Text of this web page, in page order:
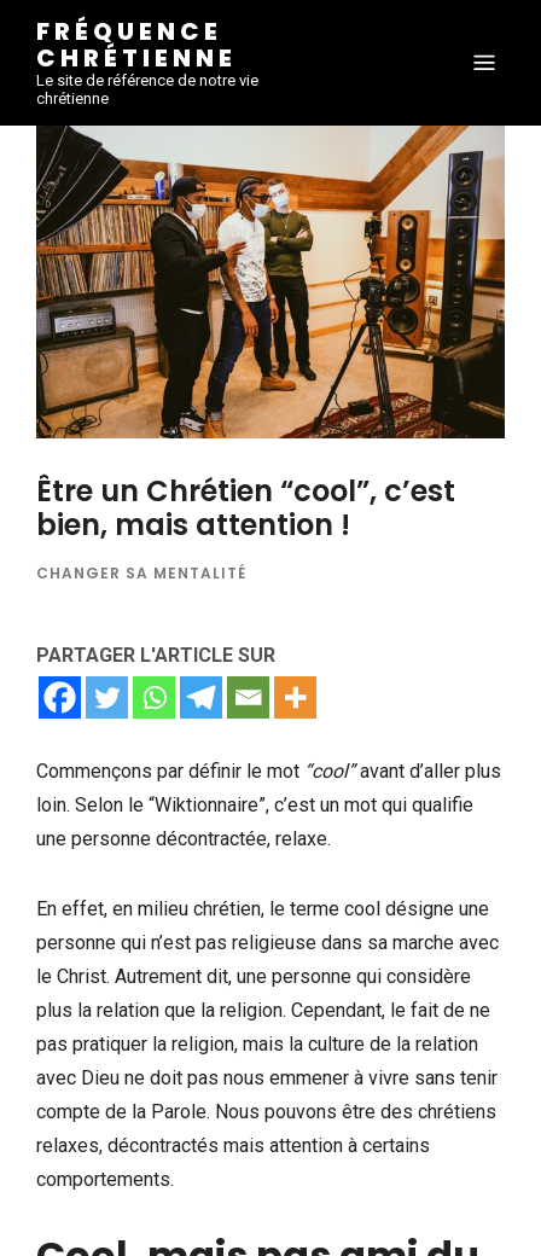
FRÉQUENCE
CHRÉTIENNE
Le site de référence de notre vie
chrétienne
Être un Chrétien “cool”, c’est
bien, mais attention !
CHANGER SA MENTALITÉ
PARTAGER L'ARTICLE SUR
Commençons par définir le mot “cool”avant d’aller plus
loin. Selon le “Wiktionnaire”, c’est un mot qui qualifie
une personne décontractée, relaxe.
En effet, en milieu chrétien, le terme cool désigne une
personne qui n’est pas religieuse dans sa marche avec
le Christ. Autrement dit, une personne qui considère
plus la relation que la religion. Cependant, le fait de ne
pas pratiquer la religion, mais la culture de la relation
avec Dieu ne doit pas nous emmener à vivre sans tenir
compte de la Parole. Nous pouvons être des chrétiens
relaxes, décontractés mais attention à certains
comportements.